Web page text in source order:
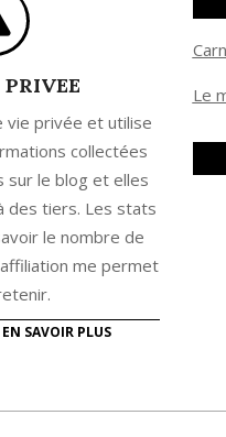
vie privée et utilise
collectées
sur le blog et elles
des tiers. Les stats
le nombre de
me permet
SAVOIR PLUS
Le